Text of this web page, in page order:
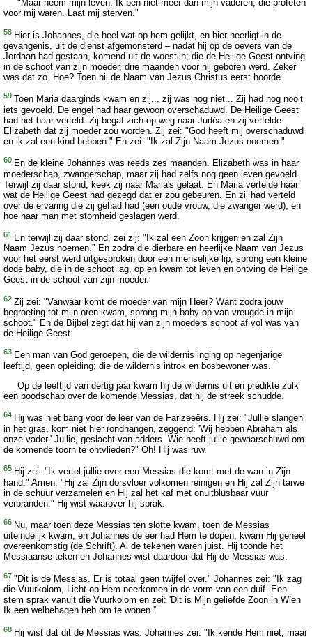
"Maar neem mijn leven. Ik ben niet meer dan mijn vaderen, die profeten
voor mij waren. Laat mij sterven."
58 Hier is Johannes, die heel wat op hem gelijkt, en hier neerligt in de
gevangenis, uit de dienst afgemonsterd – nadat hij op de oevers van de
Jordaan had gestaan, komend uit de woestijn; die de Heilige Geest ontving
in de schoot van zijn moeder, drie maanden voor hij geboren werd. Zeker
was dat zo. Hoe? Toen hij de Naam van Jezus Christus eerst hoorde.
59
Toen Maria daarginds kwam en zij... zij was nog niet... Zij had nog nooit
iets gevoeld. De engel had haar gewoon overschaduwd. De Heilige Geest
had het haar verteld. Zij begaf zich op weg naar Judéa en zij vertelde
Elizabeth dat zij moeder zou worden. Zij zei: "God heeft mij overschaduwd
en ik zal een kind hebben." En zei: "Ik zal Zijn Naam Jezus noemen."
60 En de kleine Johannes was reeds zes maanden. Elizabeth was in haar
moederschap, zwangerschap, maar zij had zelfs nog geen leven gevoeld.
Terwijl zij daar stond, keek zij naar Maria's gelaat. En Maria vertelde haar
wat de Heilige Geest had gezegd dat er zou gebeuren. En zij had verteld
over de ervaring die zij gehad had (een oude vrouw, die zwanger werd), en
hoe haar man met stomheid geslagen werd.
61 En terwijl zij daar stond, zei zij: "Ik zal een Zoon krijgen en zal Zijn
Naam Jezus noemen." En zodra die dierbare en heerlijke Naam van Jezus
voor het eerst werd uitgesproken door een menselijke lip, sprong een kleine
dode baby, die in de schoot lag, op en kwam tot leven en ontving de Heilige
Geest in de schoot van zijn moeder.
62 Zij zei: "Vanwaar komt de moeder van mijn Heer? Want zodra jouw
begroeting tot mijn oren kwam, sprong mijn baby op van vreugde in mijn
schoot." En de Bijbel zegt dat hij van zijn moeders schoot af vol was van
de Heilige Geest.
63 Een man van God geroepen, die de wildernis inging op negenjarige
leeftijd, geen opleiding; die de wildernis introk en bosbewoner was.
Op de leeftijd van dertig jaar kwam hij de wildernis uit en predikte zulk
een boodschap over de komende Messias, dat hij de streek schudde.
64 Hij was niet bang voor de leer van de Farizeeërs. Hij zei: "Jullie slangen
in het gras, kom niet hier rondhangen, zeggend: 'Wij hebben Abraham als
onze vader.' Jullie, geslacht van adders. Wie heeft jullie gewaarschuwd om
de komende toorn te ontvlieden?" Oh! Hij was ruw.
65 Hij zei: "Ik vertel jullie over een Messias die komt met de wan in Zijn
hand." Amen. "Hij zal Zijn dorsvloer volkomen reinigen en Hij zal Zijn tarwe
in de schuur verzamelen en Hij zal het kaf met onuitblusbaar vuur
verbranden." Hij wist waarover hij sprak.
66 Nu, maar toen deze Messias ten slotte kwam, toen de Messias
uiteindelijk kwam, en Johannes de eer had Hem te dopen, kwam Hij geheel
overeenkomstig (de Schrift). Al de tekenen waren juist. Hij toonde het
Messiaanse teken en Johannes wist daardoor dat Hij de Messias was.
67 "Dit is de Messias. Er is totaal geen twijfel over." Johannes zei: "Ik zag
die Vuurkolom, Licht op Hem neerkomen in de vorm van een duif. Een
stem sprak vanuit die Vuurkolom en zei: 'Dit is Mijn geliefde Zoon in Wien
Ik een welbehagen heb om te wonen.'"
68 Hij wist dat dit de Messias was. Johannes zei: "Ik kende Hem niet, maar